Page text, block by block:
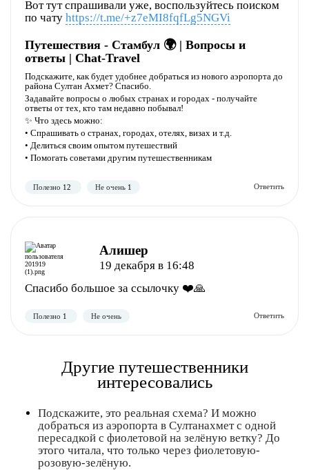
Полезно
Полезно Не полезно
Полезно Не полезно
Вот тут спрашивали уже, воспользуйтесь поиском
по чату https://t.me/+z7eMI8fqfLg5NGVi
Путешествия - Стамбул 🌍 | Вопросы и
ответы | Chat-Travel
Подскажите, как будет удобнее добраться из нового аэропорта до
района Султан Ахмет? Спасибо.
Задавайте вопросы о любых странах и городах - получайте
ответы от тех, кто там недавно побывал!
✨ Что здесь можно:
• Спрашивать о странах, городах, отелях, визах и т.д.
• Делиться своим опытом путешествий
• Помогать советами другим путешественникам
Алишер
19 декабря в 16:48
Спасибо большое за ссылочку ❤️🙏
Другие путешественники
интересовались
Подскажите, это реальная схема? И можно
добраться из аэропорта в Султанахмет с одной
пересадкой с фиолетовой на зелёную ветку? До
этого читала, что только через фиолетовую-
розовую-зелёную.